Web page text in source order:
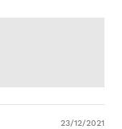
23/12/2021